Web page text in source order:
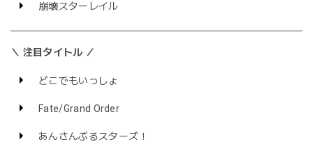
崩壊スターレイル
＼ 注目タイトル ／
どこでもいっしょ
Fate/Grand Order
あんさんぶるスターズ！